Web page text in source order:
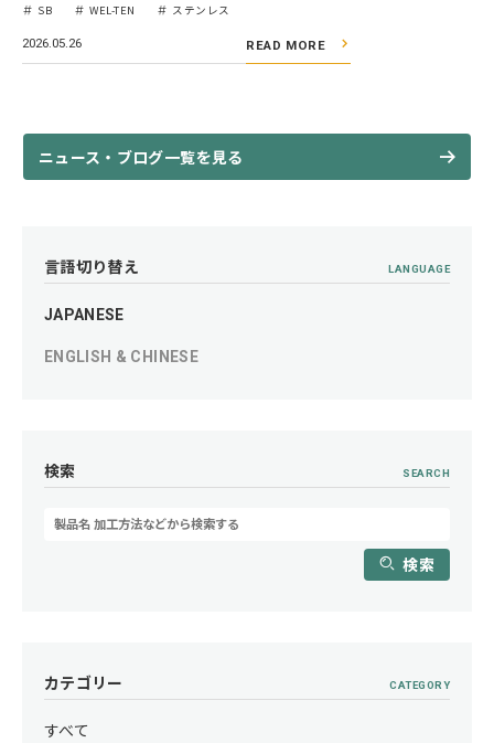
SB
WEL-TEN ステンレス
2026.05.26 READ MORE
ニュース・ブログ一覧を見る
言語切り替え LANGUAGE
JAPANESE
ENGLISH & CHINESE
検索 SEARCH
検索
カテゴリー CATEGORY
すべて